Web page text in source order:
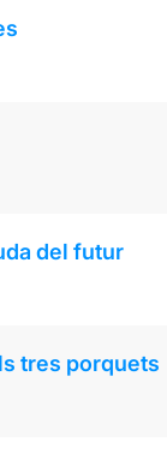
del futur
tres porquets